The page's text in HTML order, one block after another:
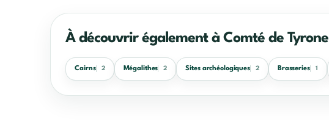
À découvrir également à Comté de Tyrone
Cairns 2 Mégalithes 2 Sites archéologiques 2 Brasseries 1